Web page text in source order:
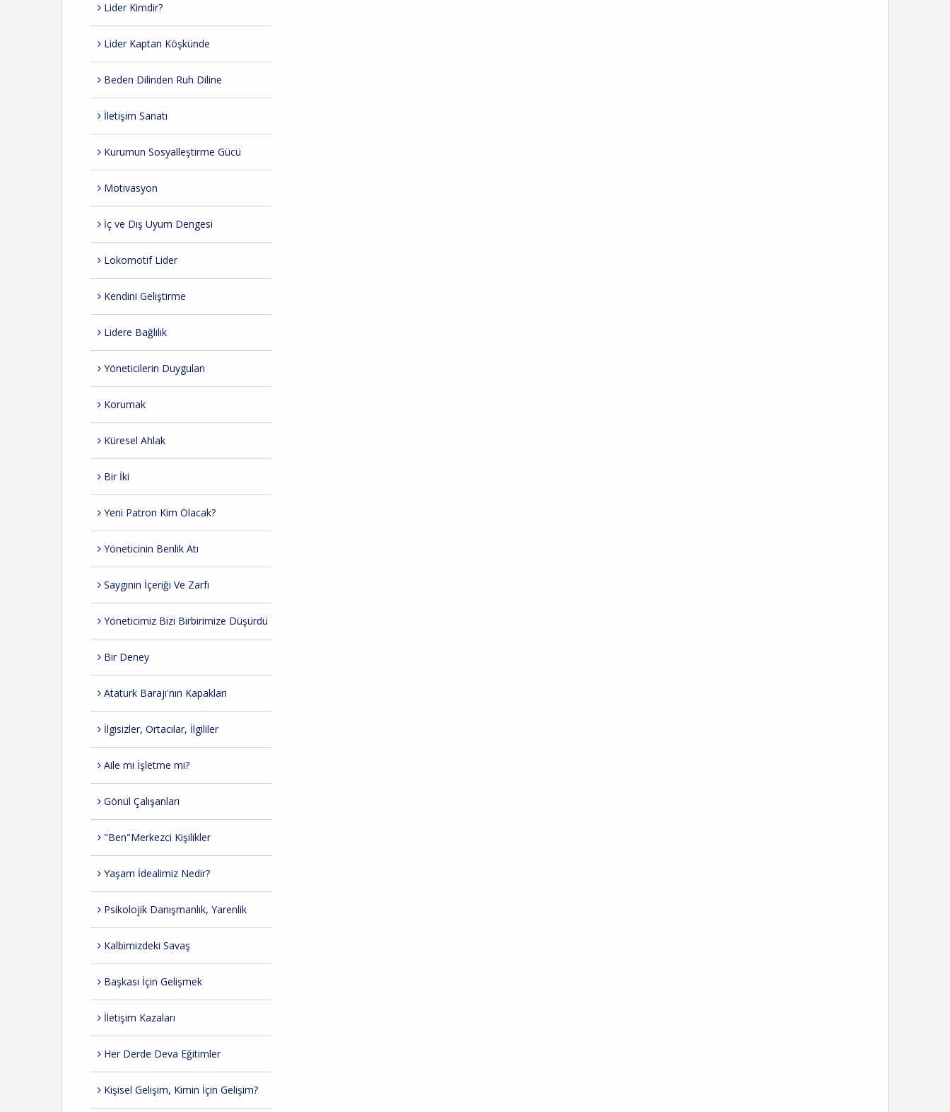
Lider Kimdir?
Lider Kaptan Köşkünde
Beden Dilinden Ruh Diline
İletişim Sanatı
Kurumun Sosyalleştirme Gücü
Motivasyon
İç ve Dış Uyum Dengesi
Lokomotif Lider
Kendini Geliştirme
Lidere Bağlılık
Yöneticilerin Duyguları
Korumak
Küresel Ahlak
Bir İki
Yeni Patron Kim Olacak?
Yöneticinin Benlik Atı
Saygının İçeriği Ve Zarfı
Yöneticimiz Bizi Birbirimize Düşürdü
Bir Deney
Atatürk Barajı'nın Kapakları
İlgisizler, Ortacılar, İlgililer
Aile mi İşletme mi?
Gönül Çalışanları
"Ben"Merkezci Kişilikler
Yaşam İdealimiz Nedir?
Psikolojik Danışmanlık, Yarenlik
Kalbimizdeki Savaş
Başkası İçin Gelişmek
İletişim Kazaları
Her Derde Deva Eğitimler
Kişisel Gelişim, Kimin İçin Gelişim?